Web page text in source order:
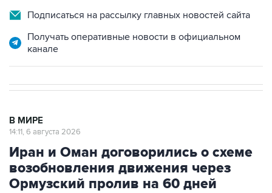
Подписаться на рассылку главных новостей сайта
Получать оперативные новости в официальном
канале
В МИРЕ
14:11, 6 августа 2026
Иран и Оман договорились о схеме
возобновления движения через
Ормузский пролив на 60 дней